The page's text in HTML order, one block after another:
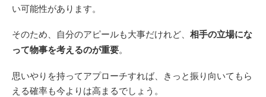
い可能性があります。
そのため、自分のアピールも大事だけれど、 相手の立場にな
って物事を考えるのが重要。
思いやりを持ってアプローチすれば、きっと振り向いてもら
える確率も今よりは高まるでしょう。